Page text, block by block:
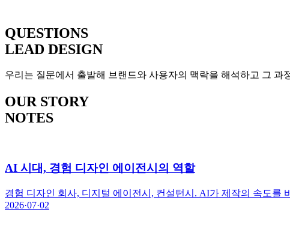
QUESTIONS
LEAD DESIGN
우리는 질문에서 출발해 브랜드와 사용자의 맥락을 해석하고 그 과
OUR STORY
NOTES
AI 시대, 경험 디자인 에이전시의 역할
경험 디자인 회사, 디지털 에이전시, 컨설턴시. AI가 제작의 속도를
2026·07·02